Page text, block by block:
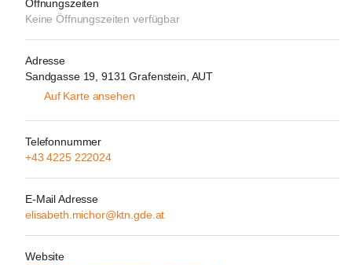
Öffnungszeiten
Keine Öffnungszeiten verfügbar
Adresse
Sandgasse 19, 9131 Grafenstein, AUT
Auf Karte ansehen
Telefonnummer
+43 4225 222024
E-Mail Adresse
elisabeth.michor@ktn.gde.at
Website